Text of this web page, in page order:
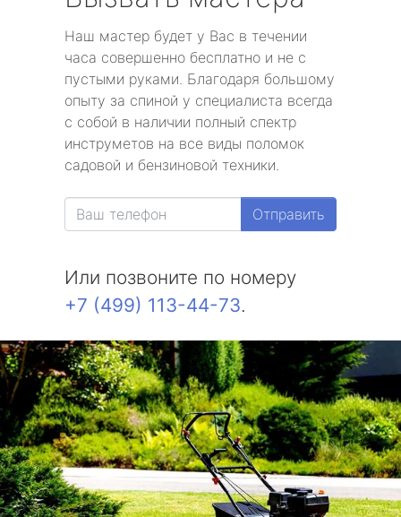
Наш мастер будет у Вас в течении
часа совершенно бесплатно и не с
пустыми руками. Благодаря большому
опыту за спиной у специалиста всегда
с собой в наличии полный спектр
инструметов на все виды поломок
садовой и бензиновой техники.
Отправить
Или позвоните по номеру
+7 (499) 113-44-73.